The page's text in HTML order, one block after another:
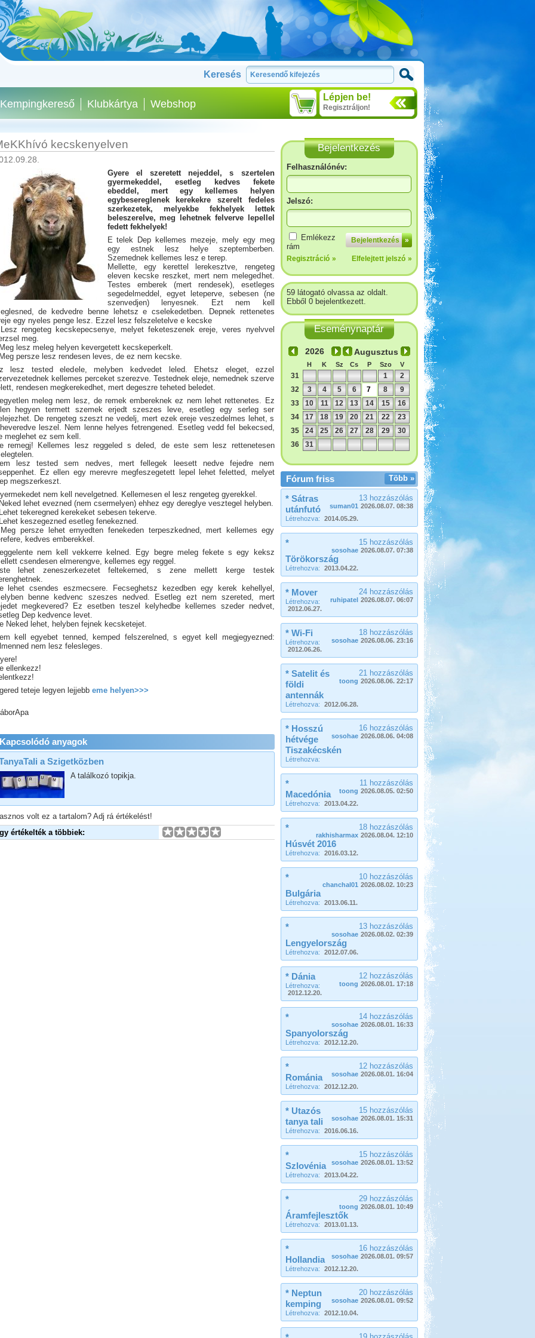
Keresés
Lépjen be!
Regisztráljon!
Kempingkereső Klubkártya Webshop
kecskenyelven
Gyere el szeretett nejeddel, s szertelen
gyermekeddel, esetleg kedves fekete
ebeddel, mert egy kellemes helyen
egybesereglenek kerekekre szerelt fedeles
szerkezetek, melyekbe fekhelyek lettek
beleszerelve, meg lehetnek felverve lepellel
fedett fekhelyek!
E telek Dep kellemes mezeje, mely egy meg
egy estnek lesz helye szeptemberben.
Szemednek kellemes lesz e terep.
Mellette, egy kerettel lerekesztve, rengeteg
eleven kecske reszket, mert nem melegedhet.
Testes emberek (mert rendesek), esetleges
segedelmeddel, egyet leteperve, sebesen (ne
szenvedjen) lenyesnek. Ezt nem kell
de kedvedre benne lehetsz e cselekedetben. Depnek rettenetes
egy nyeles penge lesz. Ezzel lesz felszeletelve e kecske
rengeteg kecskepecsenye, melyet feketeszenek ereje, veres nyelvvel
meg.
lesz meleg helyen kevergetett kecskeperkelt.
persze lesz rendesen leves, de ez nem kecske.
lesz tested eledele, melyben kedvedet leled. Ehetsz eleget, ezzel
kellemes perceket szerezve. Testednek eleje, nemednek szerve
rendesen megkerekedhet, mert degeszre teheted beledet.
meleg nem lesz, de remek embereknek ez nem lehet rettenetes. Ez
hegyen termett szemek erjedt szeszes leve, esetleg egy serleg ser
De rengeteg szeszt ne vedelj, mert ezek ereje veszedelmes lehet, s
leszel. Nem lenne helyes fetrengened. Esetleg vedd fel bekecsed,
meglehet ez sem kell.
remegj! Kellemes lesz reggeled s deled, de este sem lesz rettenetesen
lesz tested sem nedves, mert fellegek leesett nedve fejedre nem
Ez ellen egy merevre megfeszegetett lepel lehet feletted, melyet
megszerkeszt.
nem kell nevelgetned. Kellemesen el lesz rengeteg gyerekkel.
lehet evezned (nem csermelyen) ehhez egy dereglye vesztegel helyben.
tekeregned kerekeket sebesen tekerve.
keszegezned esetleg fenekezned.
persze lehet ernyedten fenekeden terpeszkedned, mert kellemes egy
kedves emberekkel.
nem kell vekkerre kelned. Egy begre meleg fekete s egy keksz
csendesen elmerengve, kellemes egy reggel.
lehet zeneszerkezetet feltekerned, s zene mellett kerge testek
lehet csendes eszmecsere. Fecseghetsz kezedben egy kerek kehellyel,
benne kedvenc szeszes nedved. Esetleg ezt nem szereted, mert
megkevered? Ez esetben teszel kelyhedbe kellemes szeder nedvet,
Dep kedvence levet.
Neked lehet, helyben fejnek kecsketejet.
kell egyebet tenned, kemped felszerelned, s egyet kell megjegyezned:
nem lesz felesleges.
ellenkezz!
teteje legyen lejjebb eme helyen>>>
anyagok
a Szigetközben
A találkozó topikja.
volt ez a tartalom? Adj rá értékelést!
értékelték a többiek:
Bejelentkezés
Felhasználónév:
Jelszó:
Bejelentkezés »
Emlékezz
rám
Regisztráció » Elfelejtett jelszó »
59 látogató olvassa az oldalt.
Ebből 0 bejelentkezett.
Eseménynaptár
Augusztus
H K Sz Cs P Szo V
31 1
2
32
3 4 5 6 7 8
9
33
10 11 12 13 14 15
16
34
17 18 19 20 21 22
23
35
24 25 26 27 28 29
30
36
31
Több »
Fórum friss
13 hozzászólás
suman01 2026.08.07. 08:38
* Sátras
utánfutó
Létrehozva: 2014.05.29.
15 hozzászólás
sosohae 2026.08.07. 07:38
*
Törökország
Létrehozva: 2013.04.22.
24 hozzászólás
ruhipatel 2026.08.07. 06:07
* Mover
Létrehozva:
2012.06.27.
18 hozzászólás
sosohae 2026.08.06. 23:16
* Wi-Fi
Létrehozva:
2012.06.26.
21 hozzászólás
toong 2026.08.06. 22:17
* Satelit és
földi
antennák
Létrehozva: 2012.06.28.
16 hozzászólás
sosohae 2026.08.06. 04:08
* Hosszú
hétvége
Tiszakécskén
Létrehozva:
11 hozzászólás
toong 2026.08.05. 02:50
*
Macedónia
Létrehozva: 2013.04.22.
18 hozzászólás
rakhisharmax 2026.08.04. 12:10
*
Húsvét 2016
Létrehozva: 2016.03.12.
10 hozzászólás
chanchal01 2026.08.02. 10:23
*
Bulgária
Létrehozva: 2013.06.11.
13 hozzászólás
sosohae 2026.08.02. 02:39
*
Lengyelország
Létrehozva: 2012.07.06.
12 hozzászólás
toong 2026.08.01. 17:18
* Dánia
Létrehozva:
2012.12.20.
14 hozzászólás
sosohae 2026.08.01. 16:33
*
Spanyolország
Létrehozva: 2012.12.20.
12 hozzászólás
sosohae 2026.08.01. 16:04
*
Románia
Létrehozva: 2012.12.20.
15 hozzászólás
sosohae 2026.08.01. 15:31
* Utazós
tanya tali
Létrehozva: 2016.06.16.
15 hozzászólás
sosohae 2026.08.01. 13:52
*
Szlovénia
Létrehozva: 2013.04.22.
29 hozzászólás
toong 2026.08.01. 10:49
*
Áramfejlesztők
Létrehozva: 2013.01.13.
16 hozzászólás
sosohae 2026.08.01. 09:57
*
Hollandia
Létrehozva: 2012.12.20.
20 hozzászólás
sosohae 2026.08.01. 09:52
* Neptun
kemping
Létrehozva: 2012.10.04.